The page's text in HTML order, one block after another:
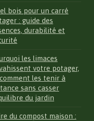
bois pour un carré
: guide des
durabilité et
les limaces
votre potager,
les tenir à
sans casser
du jardin
du compost maison :